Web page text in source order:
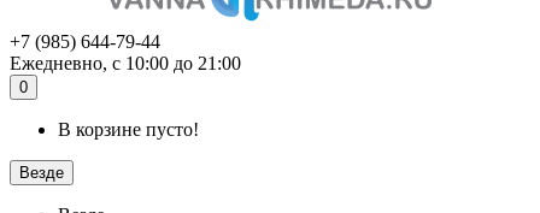
+7 (985) 644-79-44
Ежедневно, с 10:00 до 21:00
0
В корзине пусто!
Везде